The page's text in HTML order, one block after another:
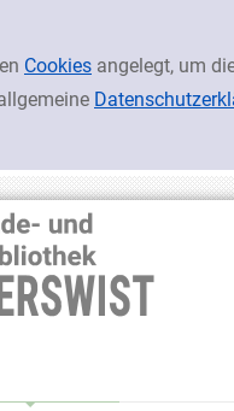
Cookies angelegt, um